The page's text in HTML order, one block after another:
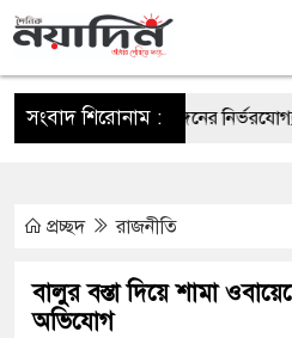
সংবাদ শিরোনাম :
ভিডিপি ক্রীড়াঙ্গনের নির্ভরযোগ্য
প্রচ্ছদ রাজনীতি
বালুর বস্তা দিয়ে শামা
অভিযোগ